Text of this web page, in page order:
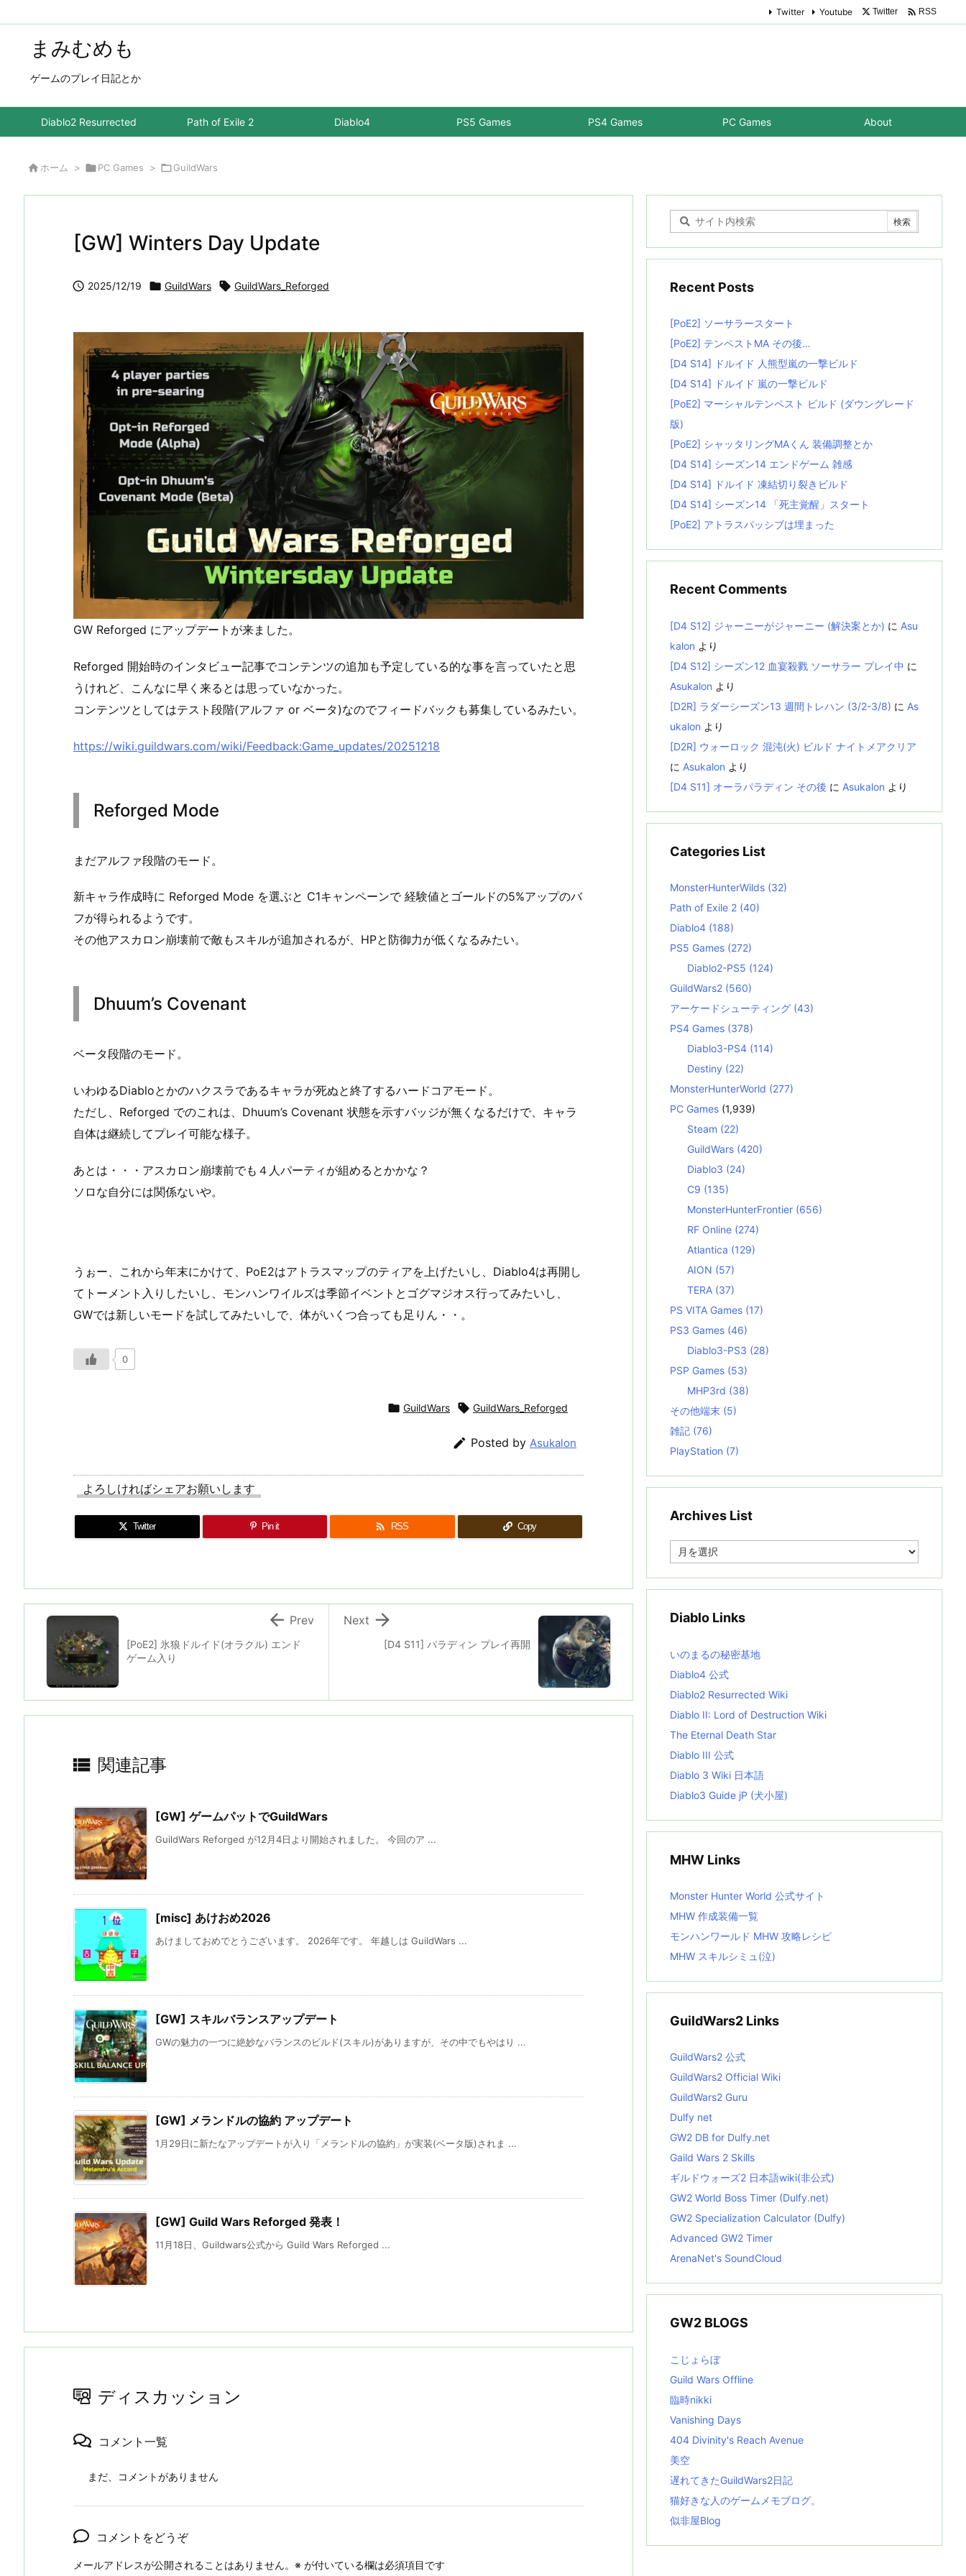
まみむめも
ゲームのプレイ日記とか
Diablo2 Resurrected Path of Exile 2 Diablo4 PS5 Games PS4 Games PC Games About
Twitter Youtube Twitter  RSS
 ホーム > PC Games > GuildWars
[GW] Winters Day Update
 2025/12/19  GuildWars  GuildWars_Reforged
GW Reforged にアップデートが来ました。
Reforged 開始時のインタビュー記事でコンテンツの追加も予定している的な事を言っていたと思
うけれど、こんなに早く来るとは思っていなかった。
コンテンツとしてはテスト段階(アルファ or ベータ)なのでフィードバックも募集しているみたい。
https://wiki.guildwars.com/wiki/Feedback:Game_updates/20251218
Reforged Mode
まだアルファ段階のモード。
新キャラ作成時に Reforged Mode を選ぶと C1キャンペーンで 経験値とゴールドの5%アップのバ
フが得られるようです。
その他アスカロン崩壊前で敵もスキルが追加されるが、HPと防御力が低くなるみたい。
Dhuum’s Covenant
ベータ段階のモード。
いわゆるDiabloとかのハクスラであるキャラが死ぬと終了するハードコアモード。
ただし、Reforged でのこれは、Dhuum’s Covenant 状態を示すバッジが無くなるだけで、キャラ
自体は継続してプレイ可能な様子。
あとは・・・アスカロン崩壊前でも４人パーティが組めるとかかな？
ソロな自分には関係ないや。
うぉー、これから年末にかけて、PoE2はアトラスマップのティアを上げたいし、Diablo4は再開し
てトーメント入りしたいし、モンハンワイルズは季節イベントとゴグマジオス行ってみたいし、
GWでは新しいモードを試してみたいしで、体がいくつ合っても足りん・・。
0
 GuildWars  GuildWars_Reforged
 Posted by Asukalon
よろしければシェアお願いします
Twitter Pin it  RSS Copy
[D4 S11] パラディン プレイ再開

Next
[PoE2] 氷狼ドルイド(オラクル) エンド
ゲーム入り
 Prev
 関連記事
[GW] ゲームパットでGuildWars
GuildWars Reforged が12月4日より開始されました。 今回のア ...
[misc] あけおめ2026
あけましておめでとうございます。 2026年です。 年越しは GuildWars ...
[GW] スキルバランスアップデート
GWの魅力の一つに絶妙なバランスのビルド(スキル)がありますが、その中でもやはり ...
[GW] メランドルの協約 アップデート
1月29日に新たなアップデートが入り「メランドルの協約」が実装(ベータ版)されま ...
[GW] Guild Wars Reforged 発表！
11月18日、Guildwars公式から Guild Wars Reforged ...
ディスカッション
コメント一覧
まだ、コメントがありません
コメントをどうぞ
メールアドレスが公開されることはありません。 ※ が付いている欄は必須項目です
Recent Posts
[PoE2] ソーサラースタート
[PoE2] テンペストMA その後…
[D4 S14] ドルイド 人熊型嵐の一撃ビルド
[D4 S14] ドルイド 嵐の一撃ビルド
[PoE2] マーシャルテンペスト ビルド (ダウングレード
版)
[PoE2] シャッタリングMAくん 装備調整とか
[D4 S14] シーズン14 エンドゲーム 雑感
[D4 S14] ドルイド 凍結切り裂きビルド
[D4 S14] シーズン14 「死主覚醒」スタート
[PoE2] アトラスパッシブは埋まった
Recent Comments
[D4 S12] ジャーニーがジャーニー (解決案とか) に Asu
kalon より
[D4 S12] シーズン12 血宴殺戮 ソーサラー プレイ中 に
Asukalon より
[D2R] ラダーシーズン13 週間トレハン (3/2-3/8) に As
ukalon より
[D2R] ウォーロック 混沌(火) ビルド ナイトメアクリア
に Asukalon より
[D4 S11] オーラパラディン その後 に Asukalon より
Categories List
MonsterHunterWilds (32)
Path of Exile 2 (40)
Diablo4 (188)
PS5 Games (272)
Diablo2-PS5 (124)
GuildWars2 (560)
アーケードシューティング (43)
PS4 Games (378)
Diablo3-PS4 (114)
Destiny (22)
MonsterHunterWorld (277)
PC Games (1,939)
Steam (22)
GuildWars (420)
Diablo3 (24)
C9 (135)
MonsterHunterFrontier (656)
RF Online (274)
Atlantica (129)
AION (57)
TERA (37)
PS VITA Games (17)
PS3 Games (46)
Diablo3-PS3 (28)
PSP Games (53)
MHP3rd (38)
その他端末 (5)
雑記 (76)
PlayStation (7)
Archives List
e
i
s
t
Diablo Links
いのまるの秘密基地
Diablo4 公式
Diablo2 Resurrected Wiki
Diablo II: Lord of Destruction Wiki
The Eternal Death Star
Diablo III 公式
Diablo 3 Wiki 日本語
Diablo3 Guide jP (犬小屋)
MHW Links
Monster Hunter World 公式サイト
MHW 作成装備一覧
モンハンワールド MHW 攻略レシピ
MHW スキルシミュ(泣)
GuildWars2 Links
GuildWars2 公式
GuildWars2 Official Wiki
GuildWars2 Guru
Dulfy net
GW2 DB for Dulfy.net
Gaild Wars 2 Skills
ギルドウォーズ2 日本語wiki(非公式)
GW2 World Boss Timer (Dulfy.net)
GW2 Specialization Calculator (Dulfy)
Advanced GW2 Timer
ArenaNet's SoundCloud
GW2 BLOGS
こじょらぼ
Guild Wars Offline
臨時nikki
Vanishing Days
404 Divinity's Reach Avenue
美空
遅れてきたGuildWars2日記
猫好きな人のゲームメモブログ。
似非屋Blog